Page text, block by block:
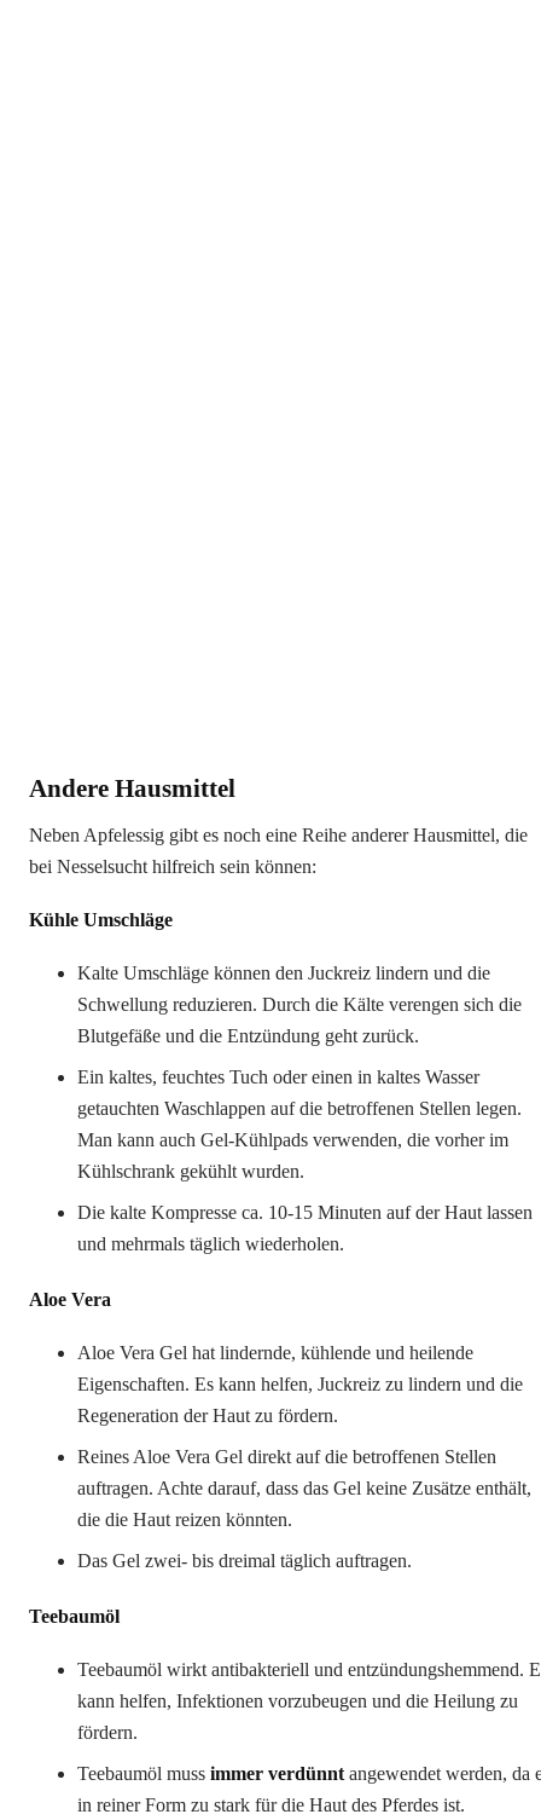
Andere Hausmittel
Neben Apfelessig gibt es noch eine Reihe anderer Hausmittel, die
bei Nesselsucht hilfreich sein können:
Kühle Umschläge
Kalte Umschläge können den Juckreiz lindern und die
Schwellung reduzieren. Durch die Kälte verengen sich die
Blutgefäße und die Entzündung geht zurück.
Ein kaltes, feuchtes Tuch oder einen in kaltes Wasser
getauchten Waschlappen auf die betroffenen Stellen legen.
Man kann auch Gel-Kühlpads verwenden, die vorher im
Kühlschrank gekühlt wurden.
Die kalte Kompresse ca. 10-15 Minuten auf der Haut lassen
und mehrmals täglich wiederholen.
Aloe Vera
Aloe Vera Gel hat lindernde, kühlende und heilende
Eigenschaften. Es kann helfen, Juckreiz zu lindern und die
Regeneration der Haut zu fördern.
Reines Aloe Vera Gel direkt auf die betroffenen Stellen
auftragen. Achte darauf, dass das Gel keine Zusätze enthält,
die die Haut reizen könnten.
Das Gel zwei- bis dreimal täglich auftragen.
Teebaumöl
Teebaumöl wirkt antibakteriell und entzündungshemmend.
kann helfen, Infektionen vorzubeugen und die Heilung zu
fördern.
Teebaumöl muss immer verdünnt angewendet werden, da
in reiner Form zu stark für die Haut des Pferdes ist.